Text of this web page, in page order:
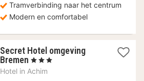
Tramverbinding naar het centrum
Modern en comfortabel
Secret Hotel omgeving
Bremen 2
nachten
, 3 Sterren
Hotel in Achim